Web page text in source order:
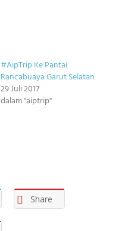
#AipTrip Ke Pantai
Rancabuaya Garut Selatan
29 Juli 2017
dalam "aiptrip"
Share